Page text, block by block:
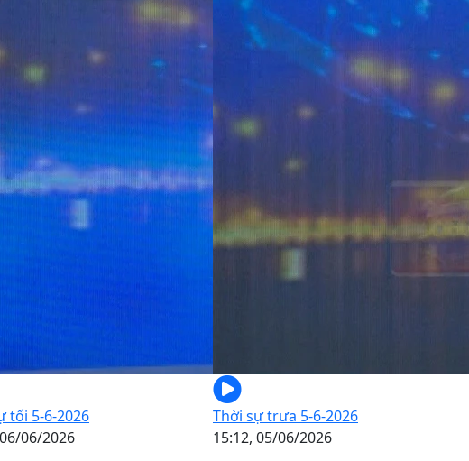
tối 5-6-2026
06/2026
Thời sự trưa 5-6-2026
15:12, 05/06/2026